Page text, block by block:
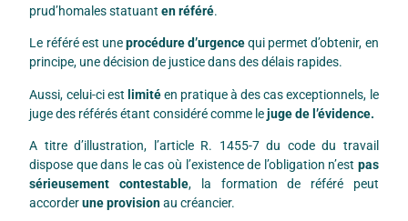
prud’homales statuanten référé.
Le référé est uneprocédure d’urgencequi permet d’obtenir, en
principe, une décision de justice dans des délais rapides.
Aussi, celui-ci est limitéen pratique à des cas exceptionnels, le
juge des référés étant considéré comme lejuge de l’évidence.
A titre d’illustration, l’article R. 1455-7 du code du travail
dispose que dans le cas où l’existence de l’obligation n’est pas
sérieusement contestable, la formation de référé peut
accorderune provisionau créancier.